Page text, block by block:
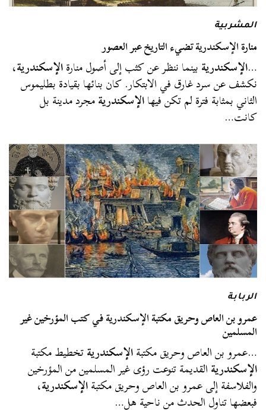
المشربية
منارة الإسكندرية تضيء التاريخ عبر العصور
…الإسكندريةبينما ننظر عن كثب إلى أصول منارةالإسكندرية،
نكشف عن سرد غارق في الابتكار. كان بنائها بقيادة بطليموس
الثاني بمثابة فترة لم تكن فيهاالإسكندريةمجرد مدينة بل
كانت…
الربابة
عمرو بن العاص وحريق مكتبة الإسكندرية في كتب المؤرخين غير
المسلمين
…عمرو بن العاص وحريق مكتبةالإسكندريةتخطيط مكتبة
الإسكندريةالقديمة تنوعت رؤى غير المسلمين من المؤرخين
والفلاسفة إلى عمرو بن العاص وحريق مكتبةالإسكندرية،
فبعضها تناول الحدث من ناحية هل…